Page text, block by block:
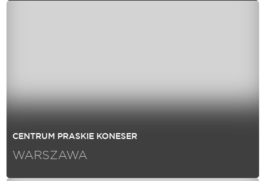
CENTRUM PRASKIE KONESER
WARSZAWA